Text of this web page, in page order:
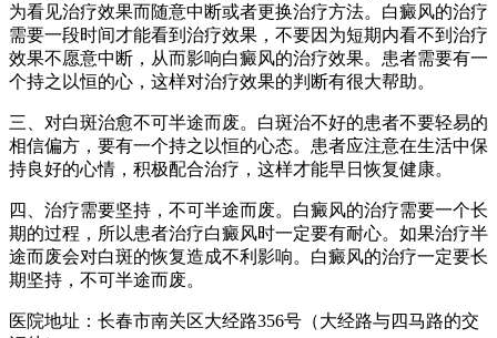
为看见治疗效果而随意中断或者更换治疗方法。白癜风的治疗
需要一段时间才能看到治疗效果，不要因为短期内看不到治疗
效果不愿意中断，从而影响白癜风的治疗效果。患者需要有一
个持之以恒的心，这样对治疗效果的判断有很大帮助。
三、对白斑治愈不可半途而废。白斑治不好的患者不要轻易的
相信偏方，要有一个持之以恒的心态。患者应注意在生活中保
持良好的心情，积极配合治疗，这样才能早日恢复健康。
四、治疗需要坚持，不可半途而废。白癜风的治疗需要一个长
期的过程，所以患者治疗白癜风时一定要有耐心。如果治疗半
途而废会对白斑的恢复造成不利影响。白癜风的治疗一定要长
期坚持，不可半途而废。
医院地址：长春市南关区大经路356号（大经路与四马路的交